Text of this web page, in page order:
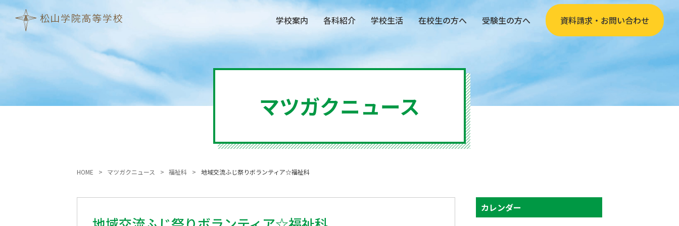
学校案内 各科紹介 学校生活 在校生の方へ 受験生の方へ 資料請求・お問い合わせ
マツガクニュース
HOME マツガクニュース 福祉科 地域交流ふじ祭りボランティア☆福祉科
カレンダー